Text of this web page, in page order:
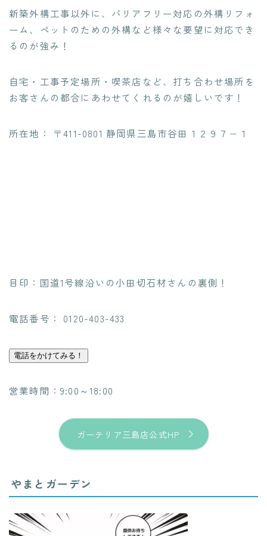
新築外構工事以外に、 バリアフリー対応の外構リフォ
ーム 、 ペットのための外構など様々な要望に対応でき
るのが強み！
自宅・工事予定場所・喫茶店など、 打ち合わせ場所を
お客さんの都合にあわせてくれる のが嬉しいです！
所在地： 〒411-0801 静岡県三島市谷田１２９７−１
目印：国道1号線沿いの小田切石材さんの裏側！
電話番号： 0120-403-433
電話をかけてみる！
営業時間：9:00～18:00
ガーテリア三島店公式HP
やまとガーデン